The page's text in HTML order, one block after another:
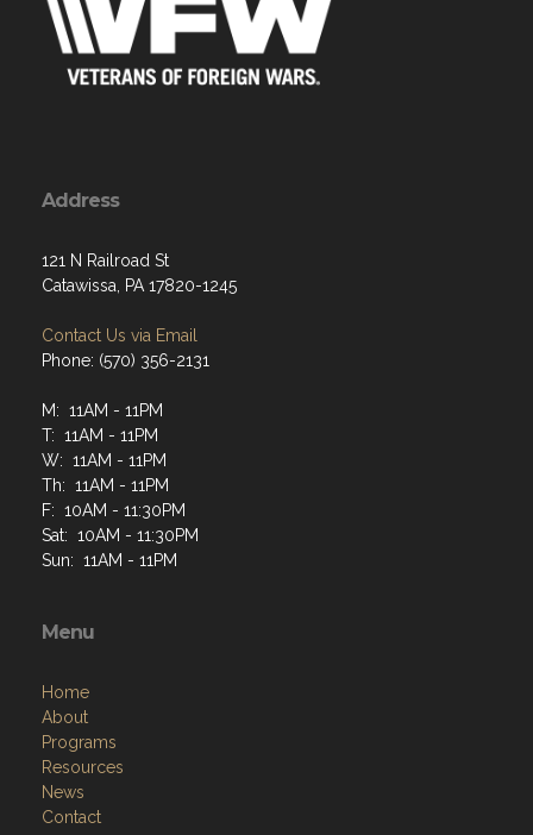
Address
121 N Railroad St
Catawissa, PA 17820-1245
Contact Us via Email
Phone: (570) 356-2131
M: 11AM - 11PM
T: 11AM - 11PM
W: 11AM - 11PM
Th: 11AM - 11PM
F: 10AM - 11:30PM
Sat: 10AM - 11:30PM
Sun: 11AM - 11PM
Menu
Home
About
Programs
Resources
News
Contact